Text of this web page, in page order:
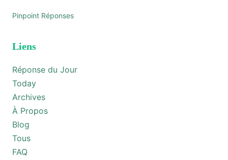
Pinpoint Réponses
Liens
Réponse du Jour
Today
Archives
À Propos
Blog
Tous
FAQ